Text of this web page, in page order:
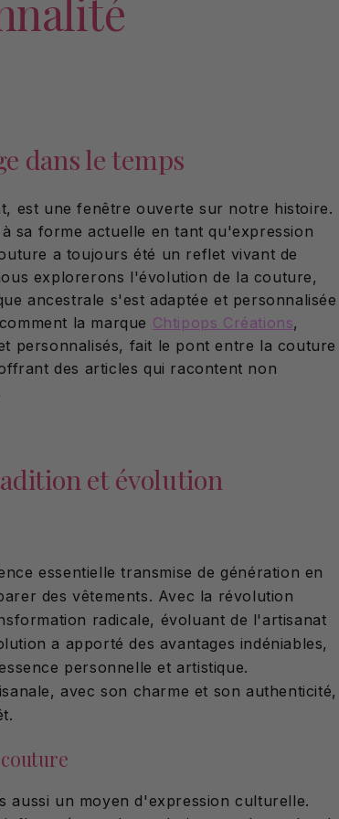
dans le temps
est une fenêtre ouverte sur notre histoire.
sa forme actuelle en tant qu'expression
a toujours été un reflet vivant de
explorerons l'évolution de la couture,
ancestrale s'est adaptée et personnalisée
la marque Chtipops Créations,
personnalisés, fait le pont entre la couture
des articles qui racontent non
et évolution
essentielle transmise de génération en
des vêtements. Avec la révolution
radicale, évoluant de l'artisanat
a apporté des avantages indéniables,
personnelle et artistique.
avec son charme et son authenticité,
aussi un moyen d'expression culturelle.